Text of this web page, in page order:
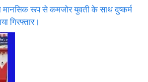
मानसिक रूप से कमजोर युवती के साथ दुष्कर्म
गिरफ्तार।